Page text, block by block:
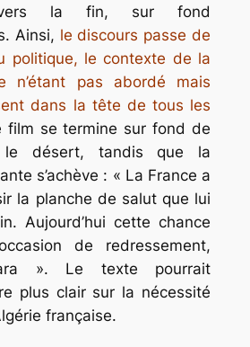
vers la fin, sur fond
Ainsi, le discours passe de
politique, le contexte de la
n’étant pas abordé mais
dans la tête de tous les
film se termine sur fond de
le désert, tandis que la
s’achève : « La France a
la planche de salut que lui
Aujourd’hui cette chance
de redressement,
». Le texte pourrait
plus clair sur la nécessité
française.